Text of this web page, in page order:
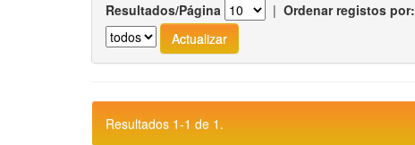
Resultados/Página | Ordenar registos por:
Resultados 1-1 de 1.